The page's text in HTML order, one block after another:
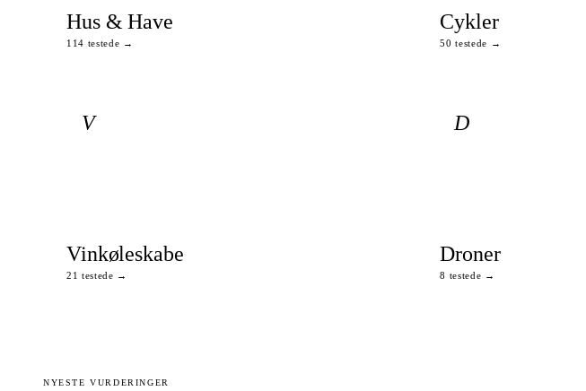
Hus & Have
114 testede →
Cykler
50 testede →
V
Vinkøleskabe
21 testede →
D
Droner
8 testede →
NYESTE VURDERINGER